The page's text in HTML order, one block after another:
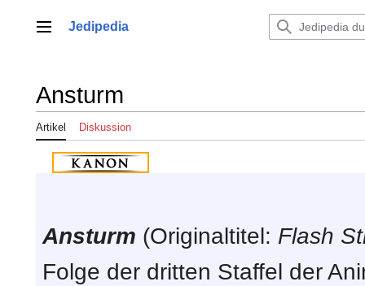
springenHauptmenü
Jedipedia
Ansturm
Artikel Diskussion
Ansturm (Originaltitel: Flash
Folge der dritten Staffel der